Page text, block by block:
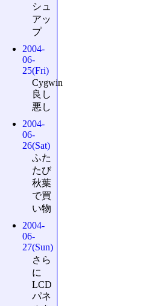
シュ
アッ
プ
2004-
06-
25(Fri)
Cygwin
良し
悪し
2004-
06-
26(Sat)
ふた
たび
秋葉
で買
い物
2004-
06-
27(Sun)
さら
に
LCD
パネ